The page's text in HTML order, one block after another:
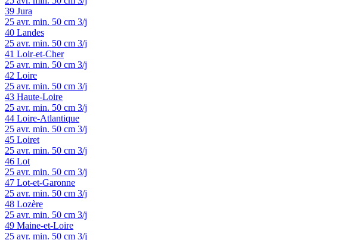
39 Jura
25 avr. min. 50 cm 3/j
40 Landes
25 avr. min. 50 cm 3/j
41 Loir-et-Cher
25 avr. min. 50 cm 3/j
42 Loire
25 avr. min. 50 cm 3/j
43 Haute-Loire
25 avr. min. 50 cm 3/j
44 Loire-Atlantique
25 avr. min. 50 cm 3/j
45 Loiret
25 avr. min. 50 cm 3/j
46 Lot
25 avr. min. 50 cm 3/j
47 Lot-et-Garonne
25 avr. min. 50 cm 3/j
48 Lozère
25 avr. min. 50 cm 3/j
49 Maine-et-Loire
25 avr. min. 50 cm 3/j